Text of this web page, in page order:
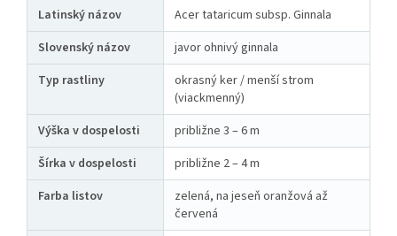
Latinský názov
Acer tataricum subsp. Ginnala
Slovenský názov
javor ohnivý ginnala
Typ rastliny
okrasný ker / menší strom
(viackmenný)
Výška v dospelosti
približne 3 – 6 m
Šírka v dospelosti
približne 2 – 4 m
Farba listov
zelená, na jeseň oranžová až
červená